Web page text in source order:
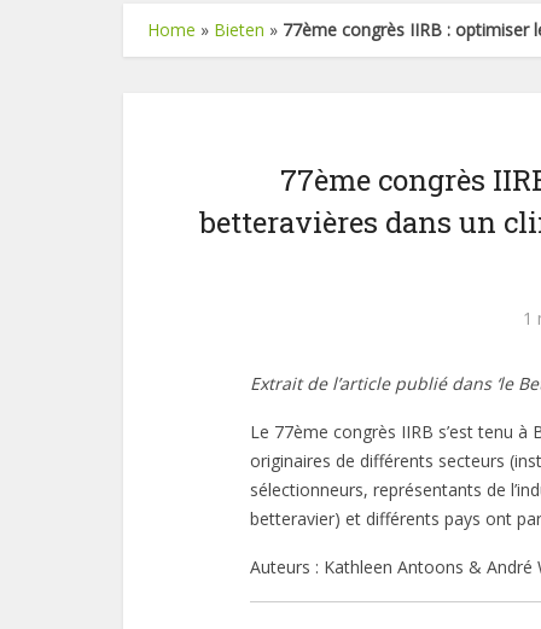
Home » Bieten » 77ème congrès IIRB : optimiser
77ème congrès
betteravières dans un
1
Extrait de l’article publié dans ‘le
Le 77ème congrès IIRB s’est tenu
originaires de différents secteurs
sélectionneurs, représentants de
betteravier) et différents pays ont
Auteurs : Kathleen Antoons & André